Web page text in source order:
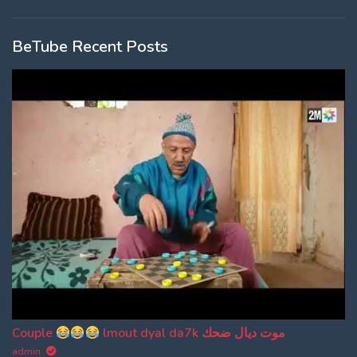
BeTube Recent Posts
Couple lmout dyal da7k موت ديال ضحك
admin